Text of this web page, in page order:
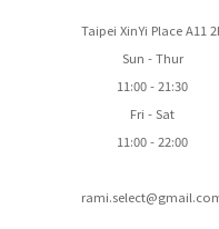
Taipei XinYi Place A11
Sun - Thur
11:00 - 21:30
Fri - Sat
11:00 - 22:00